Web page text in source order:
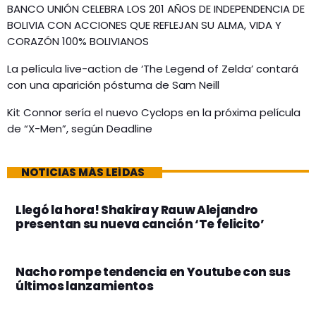
BANCO UNIÓN CELEBRA LOS 201 AÑOS DE INDEPENDENCIA DE
BOLIVIA CON ACCIONES QUE REFLEJAN SU ALMA, VIDA Y
CORAZÓN 100% BOLIVIANOS
La película live-action de ‘The Legend of Zelda’ contará
con una aparición póstuma de Sam Neill
Kit Connor sería el nuevo Cyclops en la próxima película
de “X-Men”, según Deadline
NOTICIAS MÁS LEÍDAS
Llegó la hora! Shakira y Rauw Alejandro
presentan su nueva canción ‘Te felicito’
Nacho rompe tendencia en Youtube con sus
últimos lanzamientos